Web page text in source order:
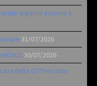
argento azzurro a
31/07/2026
30/07/2026
della Gf Pinocchio